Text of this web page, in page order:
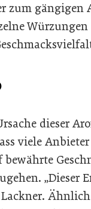
zum
dieser
viele